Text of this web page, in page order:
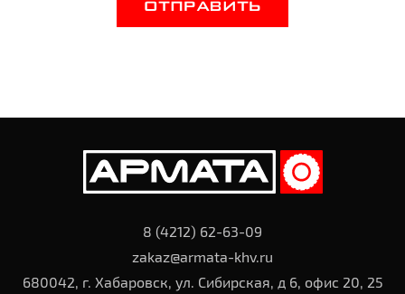
ОТПРАВИТЬ
8 (4212) 62-63-09
zakaz@armata-khv.ru
680042, г. Хабаровск, ул. Сибирская, д 6, офис 20, 25